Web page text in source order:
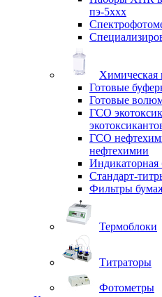
пэ-5ххх
Химическая
Готовые
Готовые
ГСО
ГСО
нефтехимии
Индикаторная
Стандарт-
Фильтры
Термоблоки
Титраторы
Фотометры